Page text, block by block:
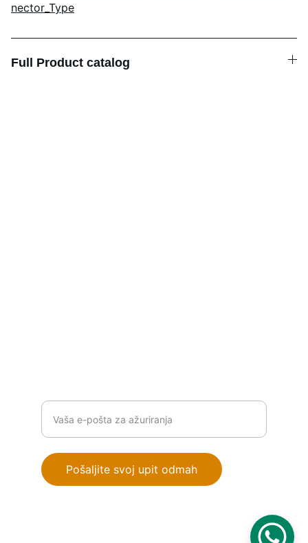
nector_Type
Full Product catalog
Pošaljite svoj upit odmah